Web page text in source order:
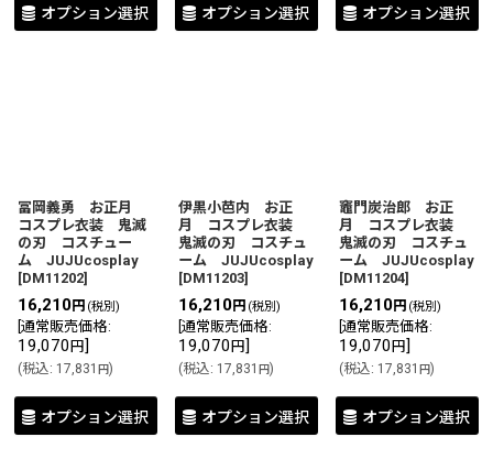
オプション選択 オプション選択 オプション選択
冨岡義勇 お正月
コスプレ衣装 鬼滅
の刃 コスチュー
ム JUJUcosplay
[DM11202]
16,210円 (税別)
通常販売価格:
19,070 円]
(税込: 17,831 円)
オプション選択
伊黒小芭内 お正
月 コスプレ衣装
鬼滅の刃 コスチュ
ーム JUJUcosplay
[DM11203]
16,210円 (税別)
通常販売価格:
19,070 円]
(税込: 17,831 円)
オプション選択
竈門炭治郎 お正
月 コスプレ衣装
鬼滅の刃 コスチュ
ーム JUJUcosplay
[DM11204]
16,210円 (税別)
通常販売価格:
19,070 円]
(税込: 17,831 円)
オプション選択